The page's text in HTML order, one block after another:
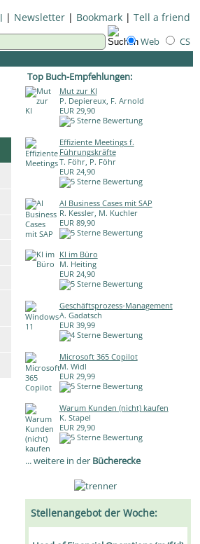
| Newsletter| Bookmark | Tell a friend
Web CS
Top Buch-Empfehlungen:
Mut zur KI
P. Depiereux, F. Arnold
EUR 29,90
Effiziente Meetings f.
Führungskräfte
T. Föhr, P. Föhr
EUR 24,90
AI Business Cases mit SAP
R. Kessler, M. Kuchler
EUR 89,90
KI im Büro
M. Heiting
EUR 24,90
Geschäftsprozess-Management
A. Gadatsch
EUR 39,99
Microsoft 365 Copilot
M. Widl
EUR 29,99
Warum Kunden (nicht) kaufen
K. Stapel
EUR 29,90
... weitere in der Bücherecke
Stellenangebot der Woche: